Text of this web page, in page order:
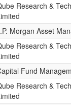
Research &
Morgan Asset
Research &
Fund
Research &